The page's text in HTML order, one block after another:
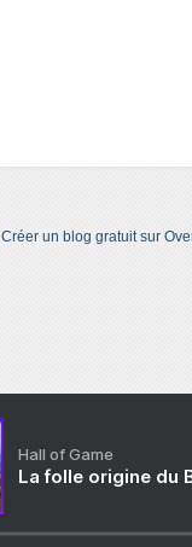
Créer un blog gratuit sur
Hall of Game
La folle origine du